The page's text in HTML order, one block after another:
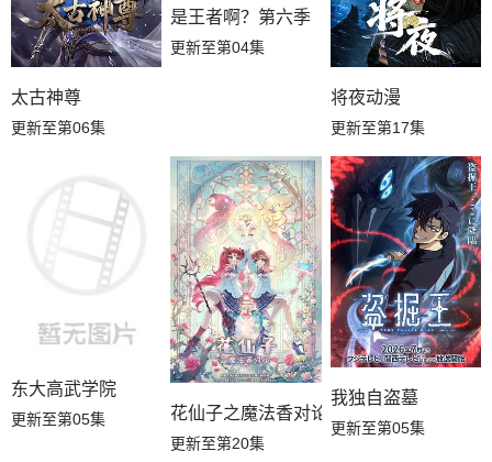
太古神尊
更新至第06集
是王者啊？第六季
更新至第04集
将夜动漫
更新至第17集
东大高武学院
更新至第05集 花仙子之魔法香对论
更新至第20集
我独自盗墓
更新至第05集